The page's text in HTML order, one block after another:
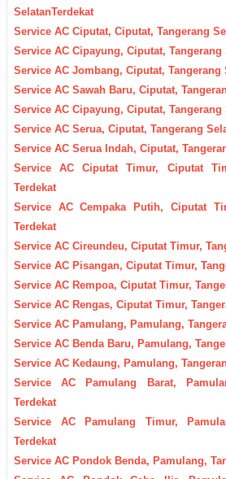
SelatanTerdekat
Service AC Ciputat, Ciputat, Tangerang
Service AC Cipayung, Ciputat, Tangerang
Service AC Jombang, Ciputat, Tangerang
Service AC Sawah Baru, Ciputat,
Service AC Cipayung, Ciputat, Tangerang
Service AC Serua, Ciputat, Tangerang
Service AC Serua Indah, Ciputat,
Service AC Ciputat Timur, Ciputat
Terdekat
Service AC Cempaka Putih, Ciputat
Terdekat
Service AC Cireundeu, Ciputat Timur,
Service AC Pisangan, Ciputat Timur,
Service AC Rempoa, Ciputat Timur,
Service AC Rengas, Ciputat Timur,
Service AC Pamulang, Pamulang,
Service AC Benda Baru, Pamulang,
Service AC Kedaung, Pamulang,
Service AC Pamulang Barat,
Terdekat
Service AC Pamulang Timur,
Terdekat
Service AC Pondok Benda, Pamulang,